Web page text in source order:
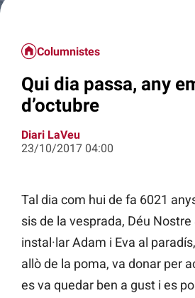
Columnistes
Qui dia passa, any
d’octubre
Diari LaVeu
23/10/2017 04:00
Tal dia com hui de fa 6021
sis de la vesprada, Déu Nostre
instal·lar Adam i Eva al
allò de la poma, va donar per
es va quedar ben a gust i es